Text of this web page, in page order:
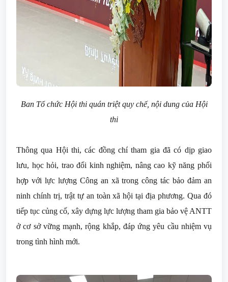
Ban Tổ chức Hội thi quán triệt quy chế, nội dung của Hội
thi
Thông qua Hội thi, các đồng chí tham gia đã có dịp giao
lưu, học hỏi, trao đổi kinh nghiệm, nâng cao kỹ năng phối
hợp với lực lượng Công an xã trong công tác bảo đảm an
ninh chính trị, trật tự an toàn xã hội tại địa phương. Qua đó
tiếp tục củng cố, xây dựng lực lượng tham gia bảo vệ ANTT
ở cơ sở vững mạnh, rộng khắp, đáp ứng yêu cầu nhiệm vụ
trong tình hình mới.